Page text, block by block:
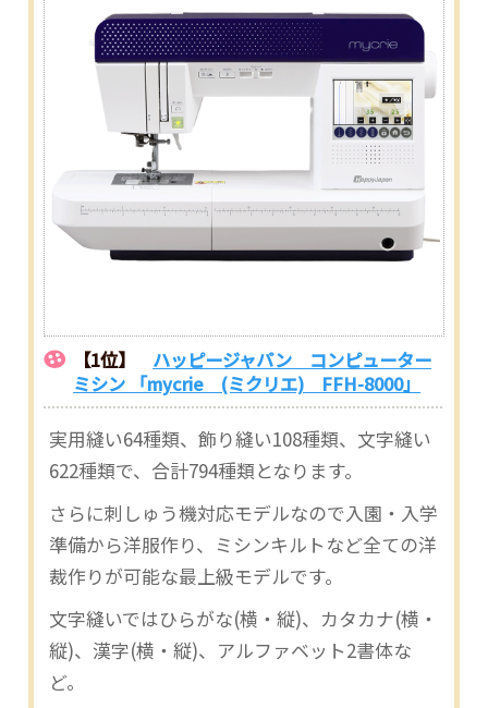
【1位】 ハッピージャパン コンピューター
ミシン 「mycrie (ミクリエ) FFH-8000」
実用縫い64種類、飾り縫い108種類、文字縫い
622種類で、合計794種類となります。
さらに刺しゅう機対応モデルなので入園・入学
準備から洋服作り、ミシンキルトなど全ての洋
裁作りが可能な最上級モデルです。
文字縫いではひらがな(横・縦)、カタカナ(横・
縦)、漢字(横・縦)、アルファベット2書体な
ど。